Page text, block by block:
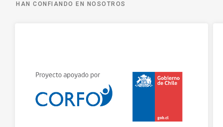
HAN CONFIANDO EN NOSOTROS